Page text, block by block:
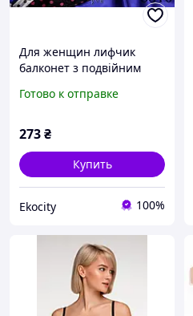
Для женщин лифчик
балконет з подвійним
малиново-чорний (8810)
Готово к отправке
273₴
Купить
Ekocity 100%